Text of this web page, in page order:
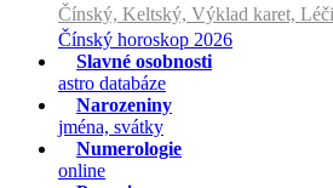
Čínský, Keltský, Výklad karet,
Čínský horoskop 2026
Slavné osobnosti
astro databáze
Narozeniny
jména, svátky
Numerologie
online